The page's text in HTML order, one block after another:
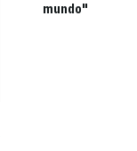
mundo"